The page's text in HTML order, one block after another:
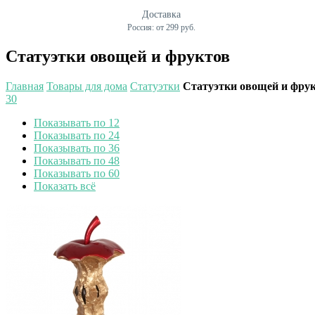
Доставка
Россия: от 299 руб.
Статуэтки овощей и фруктов
Главная Товары для дома Статуэтки Статуэтки овощей и
30
Показывать по 12
Показывать по 24
Показывать по 36
Показывать по 48
Показывать по 60
Показать всё